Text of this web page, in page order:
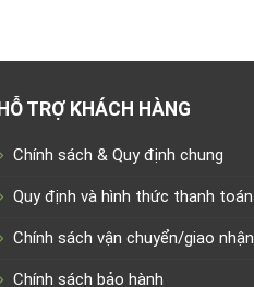
TRỢ KHÁCH HÀNG
Chính sách & Quy định chung
Quy định và hình thức thanh toán
Chính sách vận chuyển/giao nhận
Chính sách bảo hành